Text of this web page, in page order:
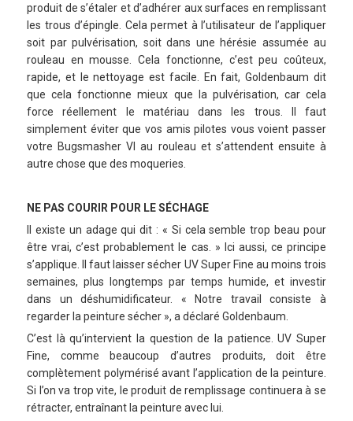
produit de s’étaler et d’adhérer aux surfaces en remplissant
les trous d’épingle. Cela permet à l’utilisateur de l’appliquer
soit par pulvérisation, soit dans une hérésie assumée au
rouleau en mousse. Cela fonctionne, c’est peu coûteux,
rapide, et le nettoyage est facile. En fait, Goldenbaum dit
que cela fonctionne mieux que la pulvérisation, car cela
force réellement le matériau dans les trous. Il faut
simplement éviter que vos amis pilotes vous voient passer
votre Bugsmasher VI au rouleau et s’attendent ensuite à
autre chose que des moqueries.
NE PAS COURIR POUR LE SÉCHAGE
Il existe un adage qui dit : « Si cela semble trop beau pour
être vrai, c’est probablement le cas. » Ici aussi, ce principe
s’applique. Il faut laisser sécher UV Super Fine au moins trois
semaines, plus longtemps par temps humide, et investir
dans un déshumidificateur. « Notre travail consiste à
regarder la peinture sécher », a déclaré Goldenbaum.
C’est là qu’intervient la question de la patience. UV Super
Fine, comme beaucoup d’autres produits, doit être
complètement polymérisé avant l’application de la peinture.
Si l’on va trop vite, le produit de remplissage continuera à se
rétracter, entraînant la peinture avec lui.